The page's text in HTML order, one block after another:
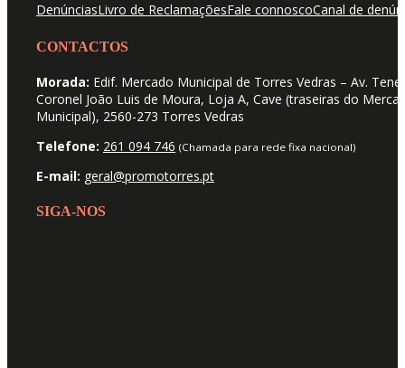
DenúnciasLivro de ReclamaçõesFale connoscoCanal de
CONTACTOS
Morada: Edif. Mercado Municipal de Torres Vedras – Av.
Coronel João Luis de Moura, Loja A, Cave (traseiras do
Municipal), 2560-273 Torres Vedras
Telefone: 261 094 746 (Chamada para rede fixa nacional)
E-mail: geral@promotorres.pt
SIGA-NOS